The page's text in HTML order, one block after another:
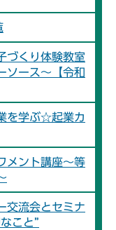
づくり体験教室
ソース～【令和
を学ぶ☆起業カ
メント講座～等
交流会とセミナ
こと”